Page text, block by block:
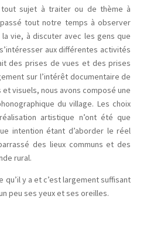
sujet à traiter ou de thème à
tout notre temps à observer
vie, à discuter avec les gens que
aux différentes activités
des prises de vues et des prises
sur l’intérêt documentaire de
visuels, nous avons composé une
du village. Les choix
artistique n’ont été que
intention étant d’aborder le réel
des lieux communs et des
rural.
qu’il y a et c’est largement suffisant
peu ses yeux et ses oreilles.